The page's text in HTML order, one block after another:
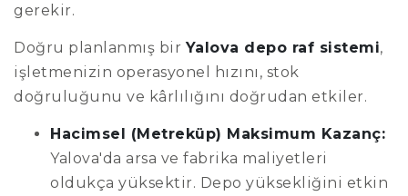
gerekir.
Doğru planlanmış bir Yalova depo raf sistemi,
işletmenizin operasyonel hızını, stok
doğruluğunu ve kârlılığını doğrudan etkiler.
Hacimsel (Metreküp) Maksimum Kazanç:
Yalova'da arsa ve fabrika maliyetleri
oldukça yüksektir. Depo yüksekliğini etkin